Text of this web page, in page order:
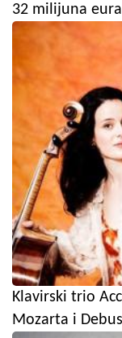
32 milijuna eura
Klavirski trio
Mozarta i